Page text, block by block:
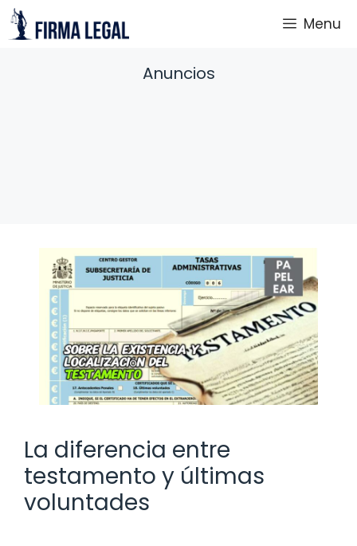
Saltar
al
Menu
Anuncios
La diferencia entre
testamento y últimas
voluntades